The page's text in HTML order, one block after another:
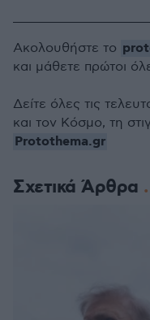
Σχετικά Άρθρα
Ακολουθήστε το
και μάθετε πρώτοι
Δείτε όλες τις
και τον Κόσμο, τη
Protothema.gr